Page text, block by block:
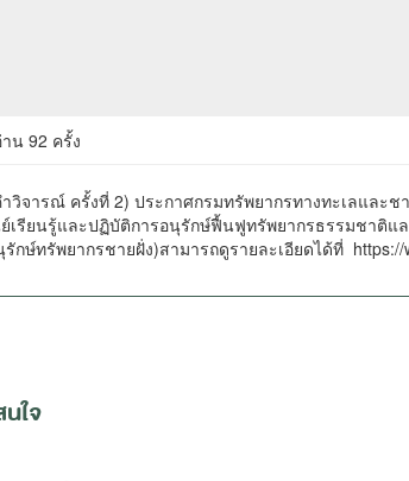
น 92 ครั้ง
วิจารณ์ ครั้งที่ 2) ประกาศกรมทรัพยากรทางทะเลและ
เรียนรู้และปฏิบัติการอนุรักษ์ฟื้นฟูทรัพยากรธรรมชาติแ
รักษ์ทรัพยากรชายฝั่ง)สามารถดูรายละเอียดได้ที่
ใจ